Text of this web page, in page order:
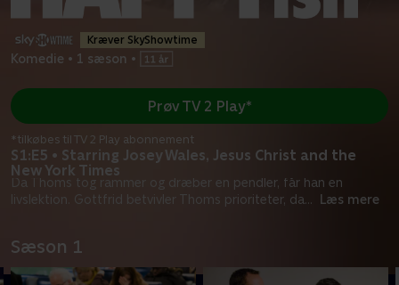
Kræver SkyShowtime
Komedie • 1 sæson •
S1:E5 • Starring Josey Wales, Jesus Christ and the
New York Times
Da Thoms tog rammer og dræber en pendler, får han en
livslektion. Gottfrid betvivler Thoms prioriteter, da... Læs mere
Prøv TV 2 Play*
*tilkøbes til TV 2 Play abonnement
Sæson 1